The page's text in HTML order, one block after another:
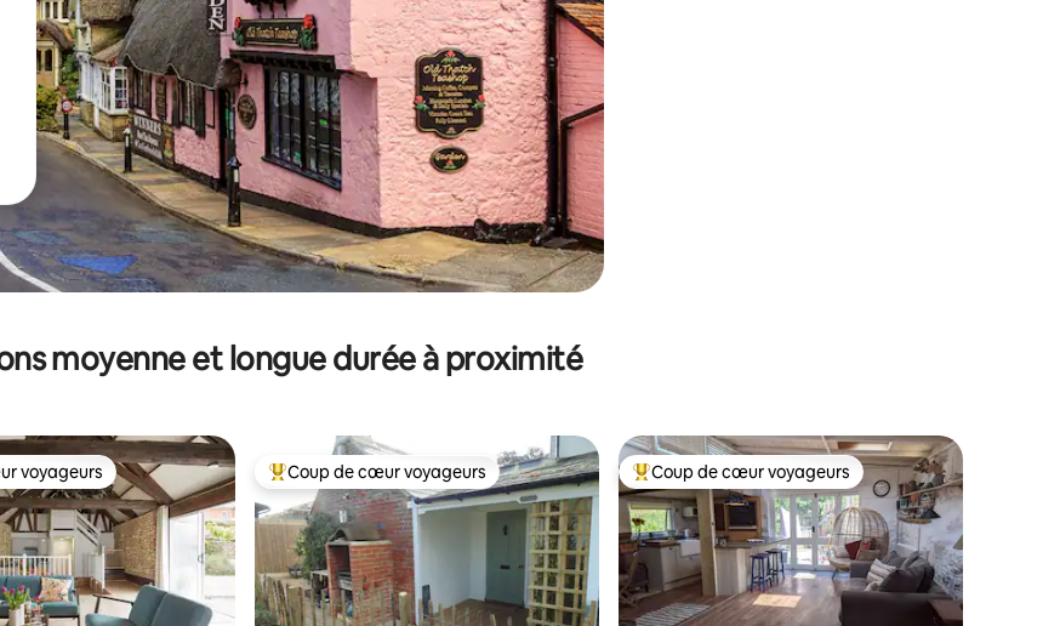
moyenne et longue durée à proximité
voyageurs
voyageurs Coups de cœur voyageurs les plus appréciés
Coup de cœur voyageurs Coups de cœur voyageurs les plus appréciés
Coup de cœur voyageurs